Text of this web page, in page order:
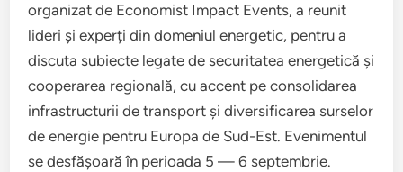
organizat de Economist Impact Events, a reunit
lideri și experți din domeniul energetic, pentru a
discuta subiecte legate de securitatea energetică și
cooperarea regională, cu accent pe consolidarea
infrastructurii de transport și diversificarea surselor
de energie pentru Europa de Sud-Est. Evenimentul
se desfășoară în perioada 5 — 6 septembrie.